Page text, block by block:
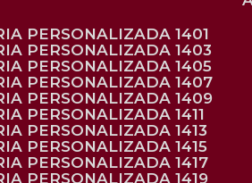
PERSONALIZADA 1401
PERSONALIZADA 1403
PERSONALIZADA 1405
PERSONALIZADA 1407
PERSONALIZADA 1409
PERSONALIZADA 1411
PERSONALIZADA 1413
PERSONALIZADA 1415
PERSONALIZADA 1417
PERSONALIZADA 1419